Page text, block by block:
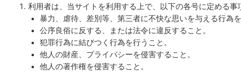
利用者は、当サイトを利用する上で、以下の各号に定める
暴力、虐待、差別等、第三者に不快な思いを与える行為を
公序良俗に反する、または法令に違反すること。
犯罪行為に結びつく行為を行うこと。
他人の財産、プライバシーを侵害すること。
他人の著作権を侵害すること。